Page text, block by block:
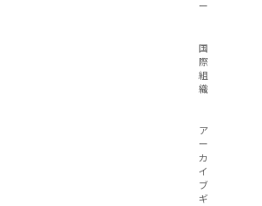
ー
国
際
組
織
ア
ー
カ
イ
ブ
ギ